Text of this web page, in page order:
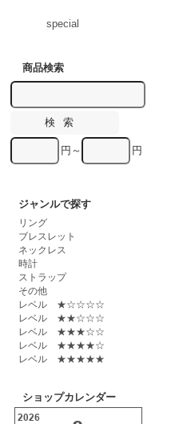
special
商品検索
円～ 円
ジャンルで探す
リング
ブレスレット
ネックレス
時計
ストラップ
その他
レベル ★☆☆☆☆
レベル ★★☆☆☆
レベル ★★★☆☆
レベル ★★★★☆
レベル ★★★★★
ショップカレンダー